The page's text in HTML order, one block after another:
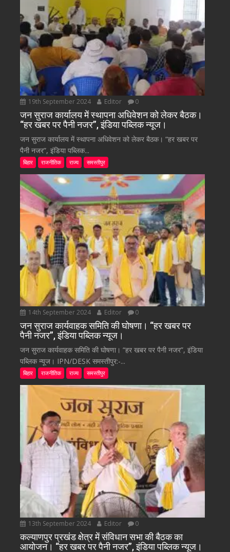
19th September 2024 Editor 0
जन सुराज कार्यालय में स्थापना अधिवेशन को लेकर बैठक।
“हर खबर पर पैनी नजर”, इंडिया पब्लिक न्यूज।
जन सुराज कार्यालय में स्थापना अधिवेशन को लेकर बैठक। “हर खबर पर
पैनी नजर”, इंडिया पब्लिक...
बिहार राजनीतिक राज्य समस्तीपुर
14th September 2024 Editor 0
जन सुराज कार्यवाहक समिति की घोषणा। “हर खबर पर
पैनी नजर”, इंडिया पब्लिक न्यूज।
जन सुराज कार्यवाहक समिति की घोषणा। “हर खबर पर पैनी नजर”, इंडिया
पब्लिक न्यूज। IPN/DESK समस्तीपुर:-...
बिहार राजनीतिक राज्य समस्तीपुर
13th September 2024 Editor 0
कल्याणपुर प्रखंड क्षेत्र में संविधान सभा की बैठक का
आयोजन। “हर खबर पर पैनी नजर”, इंडिया पब्लिक न्यूज।